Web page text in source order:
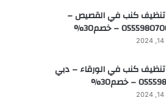
كنب في القصيص –
كنب في الورقاء – دبي
– خصم30%